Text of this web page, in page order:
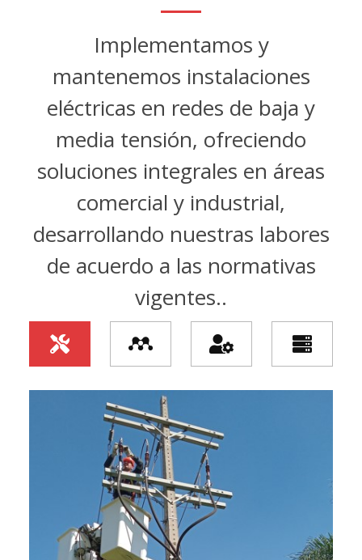
Implementamos y
mantenemos instalaciones
eléctricas en redes de baja y
media tensión, ofreciendo
soluciones integrales en áreas
comercial y industrial,
desarrollando nuestras labores
de acuerdo a las normativas
vigentes..